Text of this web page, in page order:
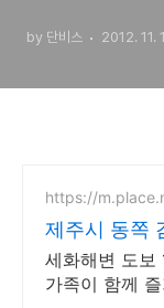
by 단비스 2012. 11.
https://
제주시 동쪽
박
세화해변 도보
가족이 함께